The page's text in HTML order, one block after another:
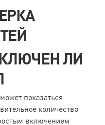
ЛИ
показаться
количество
включением